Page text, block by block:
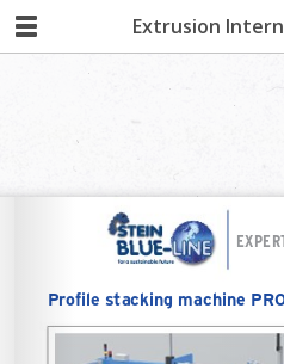
Extrusion